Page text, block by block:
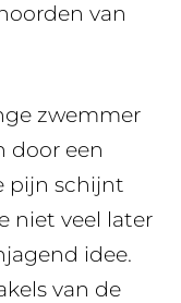
van
zwemmer
door een
pijn schijnt
niet veel later
idee.
van de